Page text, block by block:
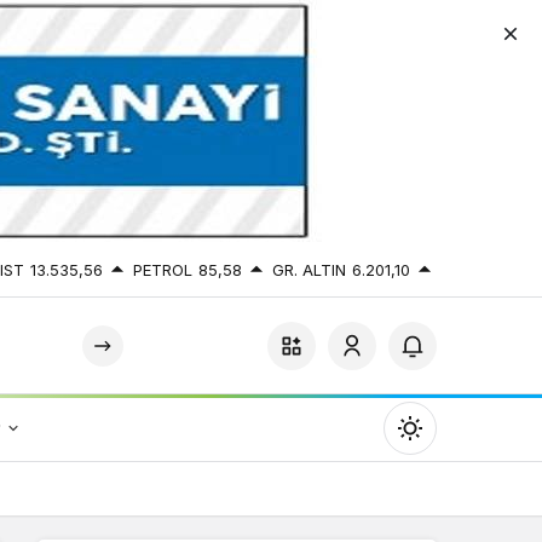
13.535,56 PETROL 85,58 GR. ALTIN 6.201,10
Mod
değiştir